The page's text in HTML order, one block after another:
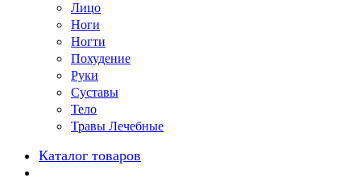
Лицо
Ноги
Ногти
Похудение
Руки
Суставы
Тело
Травы Лечебные
Каталог товаров